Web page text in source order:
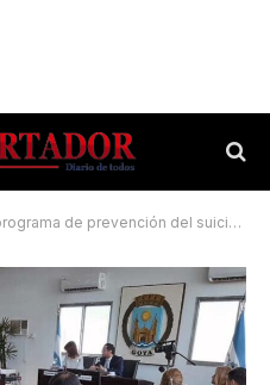
de prevención del suicidio